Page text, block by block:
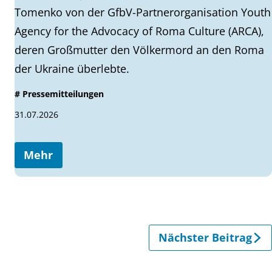
Tomenko von der GfbV-Partnerorganisation Youth
Agency for the Advocacy of Roma Culture (ARCA),
deren Großmutter den Völkermord an den Roma
der Ukraine überlebte.
# Pressemitteilungen
31.07.2026
Mehr
Nächster Beitrag